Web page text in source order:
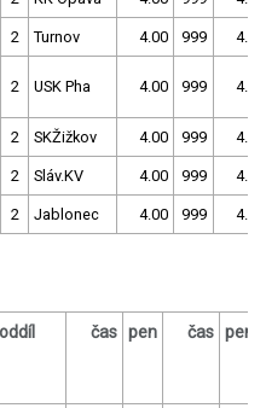
2 Turnov 4.00 999 4.00
2 USK Pha 4.00 999 4.00
2 SKŽižkov 4.00 999 4.00
2 Sláv.KV 4.00 999 4.00
2 Jablonec 4.00 999 4.00
oddíl čas pen čas pen